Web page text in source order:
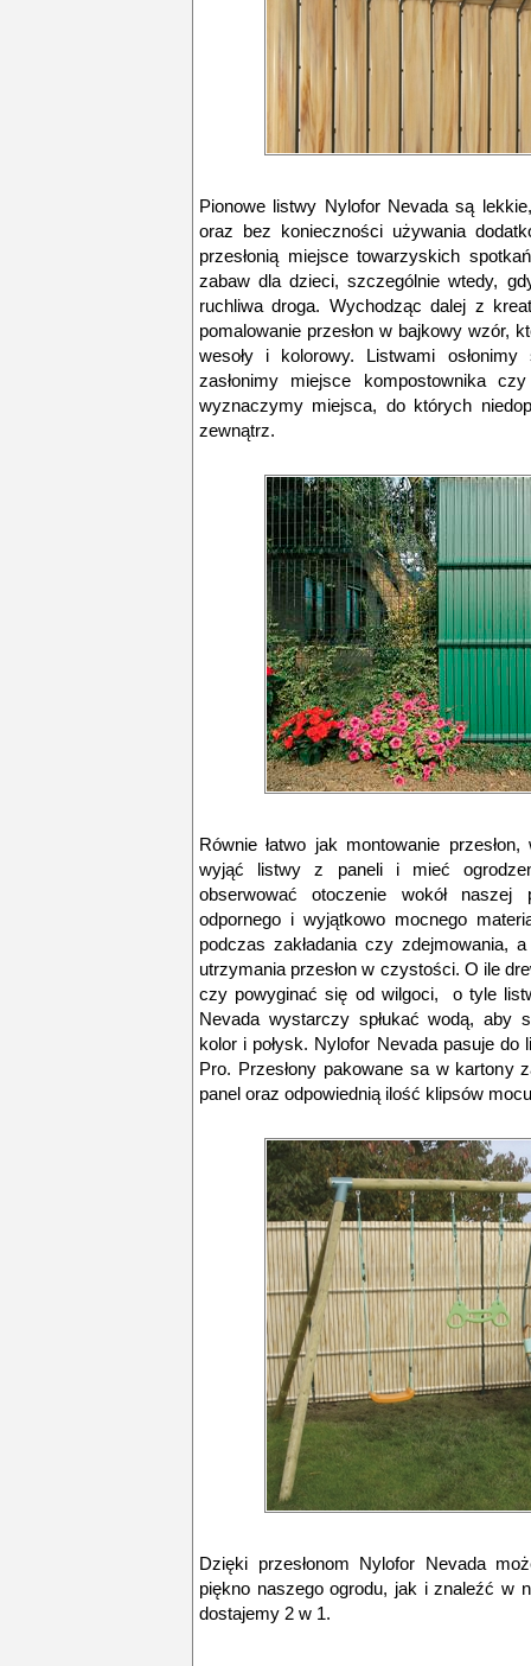
Pionowe listwy Nylofor Nevada są
oraz bez konieczności używania
przesłonią miejsce towarzyskich
zabaw dla dzieci, szczególnie wtedy,
ruchliwa droga. Wychodząc dalej z
pomalowanie przesłon w bajkowy wzór,
wesoły i kolorowy. Listwami
zasłonimy miejsce kompostownika
wyznaczymy miejsca, do których
zewnątrz.
Równie łatwo jak montowanie
wyjąć listwy z paneli i mieć
obserwować otoczenie wokół
odpornego i wyjątkowo mocnego
podczas zakładania czy zdejmowania,
utrzymania przesłon w czystości. O ile
czy powyginać się od wilgoci, o tyle
Nevada wystarczy spłukać wodą, aby
kolor i połysk. Nylofor Nevada pasuje
Pro. Przesłony pakowane sa w kartony
panel oraz odpowiednią ilość klipsów
Dzięki przesłonom Nylofor Nevada
piękno naszego ogrodu, jak i znaleźć w
dostajemy 2 w 1.